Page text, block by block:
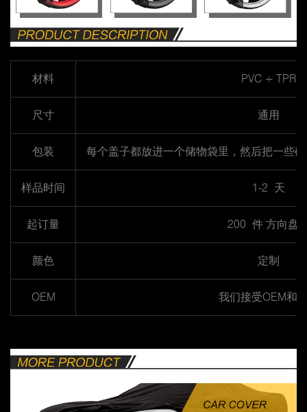
材料 PVC + TPR
尺寸 通用
包装 每个盖子都放进一个储物袋里，然后把一些
样品时间 1-2 天
起订量 200 件 方向盘
颜色 定制
OEM 我们接受OEM和